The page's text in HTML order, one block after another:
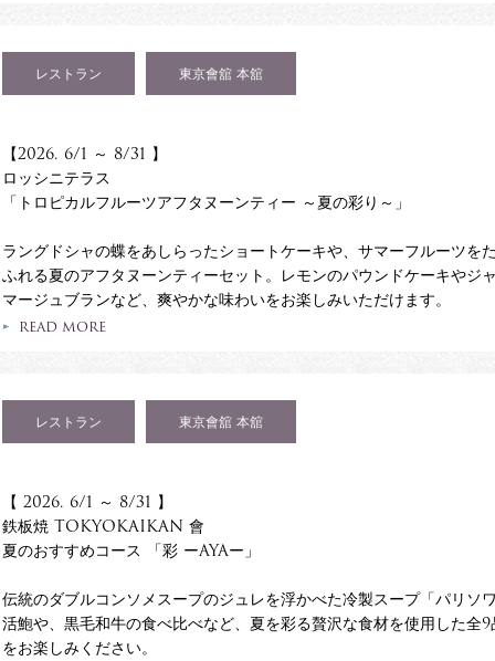
レストラン 東京會舘 本舘
【2026. 6/1 ～ 8/31 】
ロッシニテラス
「トロピカルフルーツアフタヌーンティー ～夏の彩り～」
ラングドシャの蝶をあしらったショートケーキや、サマーフルーツ
ふれる夏のアフタヌーンティーセット。レモンのパウンドケーキや
マージュブランなど、爽やかな味わいをお楽しみいただけます。
READ MORE
レストラン 東京會舘 本舘
【 2026. 6/1 ～ 8/31 】
鉄板焼 TOKYOKAIKAN 會
夏のおすすめコース 「彩 ーAYAー」
伝統のダブルコンソメスープのジュレを浮かべた冷製スープ「パリ
活鮑や、黒毛和牛の食べ比べなど、夏を彩る贅沢な食材を使用した
をお楽しみください。